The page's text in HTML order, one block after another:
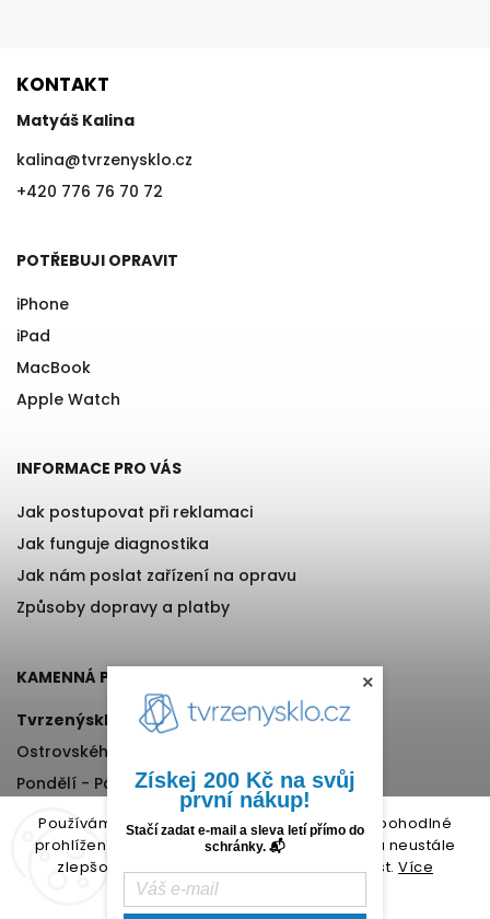
Používáme cookies, abychom Vám umožnili pohodlné
prohlížení webu a díky analýze provozu webu neustále
zlepšovali jeho funkce, výkon a použitelnost. Více
informací.
KONTAKT
Matyáš Kalina
kalina@tvrzenysklo.cz
+420 776 76 70 72
POTŘEBUJI OPRAVIT
iPhone
iPad
MacBook
Apple Watch
INFORMACE PRO VÁS
Jak postupovat při reklamaci
Jak funguje diagnostika
Jak nám poslat zařízení na opravu
Způsoby dopravy a platby
KAMENNÁ PRODEJNA
Tvrzenýsklo.cz
Ostrovského 971/11, Praha 5
Pondělí - Pátek, 12:00-17:00
+420 776 76 70 72
×
Získej 200 Kč na svůj
první nákup!
Stačí zadat e-mail a sleva letí přímo do
schránky. 📬